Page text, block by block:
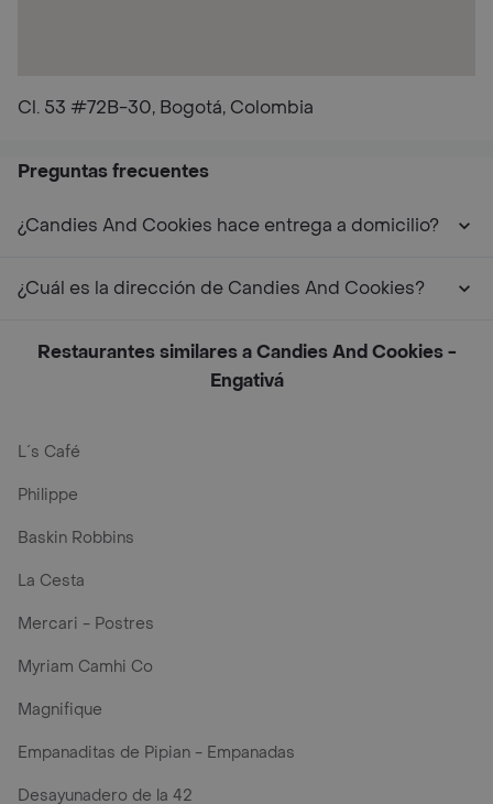
Cl. 53 #72B-30, Bogotá, Colombia
Preguntas frecuentes
¿Candies And Cookies hace entrega a domicilio?
¿Cuál es la dirección de Candies And Cookies?
Restaurantes similares a Candies And Cookies -
Engativá
L´s Café
Philippe
Baskin Robbins
La Cesta
Mercari - Postres
Myriam Camhi Co
Magnifique
Empanaditas de Pipian - Empanadas
Desayunadero de la 42